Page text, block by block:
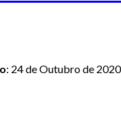
: 24 de Outubro de